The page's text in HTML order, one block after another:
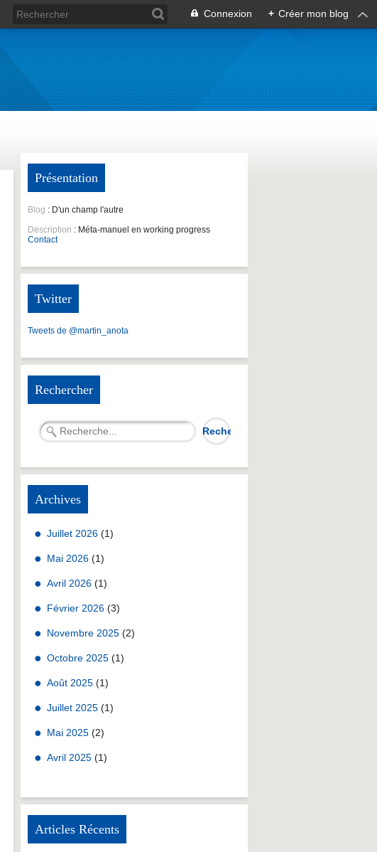
Connexion + Créer mon blog
Présentation
Blog : D'un champ l'autre
Description : Méta-manuel en working progress
Contact
Twitter
Tweets de @martin_anota
Rechercher
Archives
Juillet 2026 (1)
Mai 2026 (1)
Avril 2026 (1)
Février 2026 (3)
Novembre 2025 (2)
Octobre 2025 (1)
Août 2025 (1)
Juillet 2025 (1)
Mai 2025 (2)
Avril 2025 (1)
Articles Récents